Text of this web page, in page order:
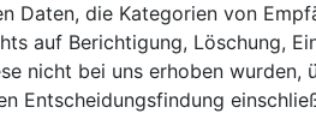
Daten, die Kategorien von
auf Berichtigung, Löschung,
nicht bei uns erhoben
Entscheidungsfindung